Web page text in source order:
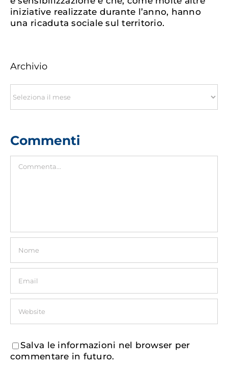
iniziative realizzate durante l’anno, hanno
una ricaduta sociale sul territorio.
Archivio
Commenti
Salva le informazioni nel browser per
commentare in futuro.